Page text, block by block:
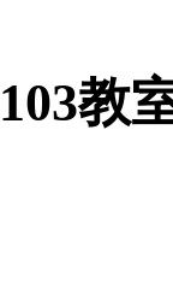
103教